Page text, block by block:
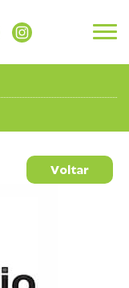
Voltar